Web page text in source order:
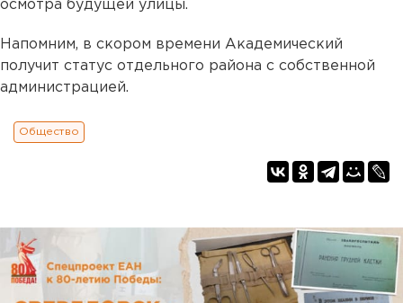
осмотра будущей улицы.
Напомним, в скором времени Академический
получит статус отдельного района с собственной
администрацией.
Общество